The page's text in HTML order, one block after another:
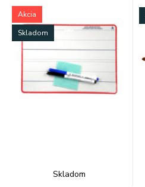
Akcia
Skladom
Skladom